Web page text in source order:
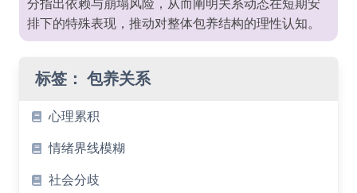
分指出依赖与崩塌风险，从而阐明关系动态在短期安
排下的特殊表现，推动对整体包养结构的理性认知。
标签： 包养关系
心理累积
情绪界线模糊
社会分歧